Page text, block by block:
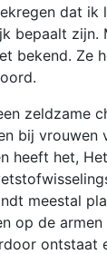
dat ik
bepaalt zijn.
bekend. Ze
zeldzame
bij vrouwen
heeft het,
meestal
op de
ontstaat